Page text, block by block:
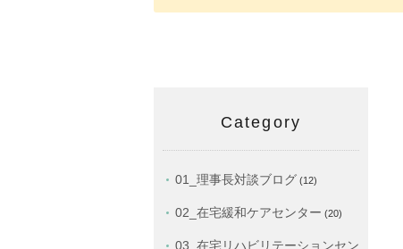
Category
01_理事長対談ブログ (12)
02_在宅緩和ケアセンター (20)
03_在宅リハビリテーションセン